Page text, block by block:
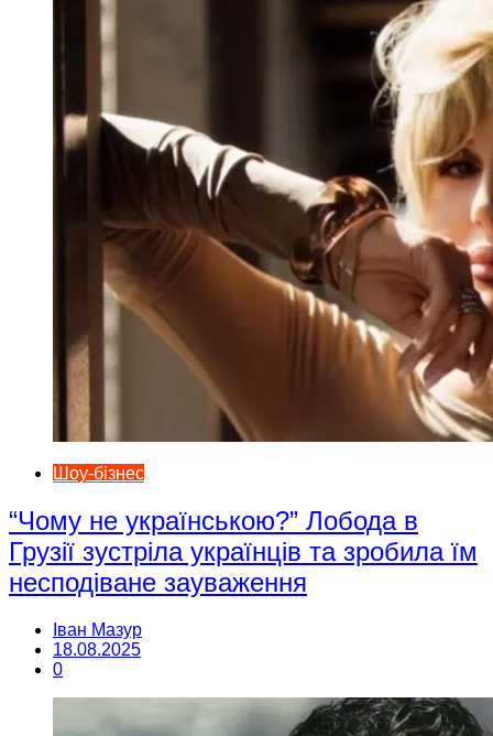
Шоу-бізнес
“Чому не українською?” Лобода в
Грузії зустріла українців та зробила їм
несподіване зауваження
Іван Мазур
18.08.2025
0